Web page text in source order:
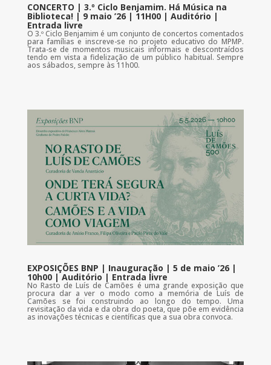
CONCERTO | 3.º Ciclo Benjamim. Há Música na
Biblioteca! | 9 maio ’26 | 11H00 | Auditório |
Entrada livre
O 3.º Ciclo Benjamim é um conjunto de concertos comentados
para famílias e inscreve-se no projeto educativo do MPMP.
Trata-se de momentos musicais informais e descontraídos
tendo em vista a fidelização de um público habitual. Sempre
aos sábados, sempre às 11h00.
EXPOSIÇÕES BNP | Inauguração | 5 de maio ’26 |
10h00 | Auditório | Entrada livre
No Rasto de Luís de Camões é uma grande exposição que
procura dar a ver o modo como a memória de Luís de
Camões se foi construindo ao longo do tempo. Uma
revisitação da vida e da obra do poeta, que põe em evidência
as inovações técnicas e científicas que a sua obra convoca.